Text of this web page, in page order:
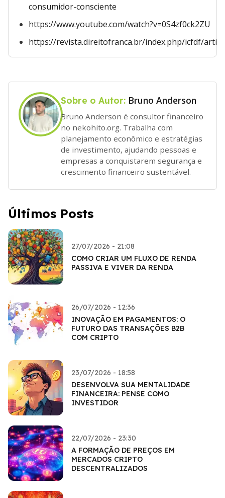
consumidor-consciente
https://www.youtube.com/watch?v=0S4zf0ck2ZU
https://revista.direitofranca.br/index.php/icfdf/
Sobre o Autor: Bruno Anderson
Bruno Anderson é consultor financeiro
no nekohito.org. Trabalha com
planejamento econômico e estratégias
de investimento, ajudando pessoas e
empresas a conquistarem segurança e
crescimento financeiro sustentável.
Últimos Posts
27/07/2026 - 21:08
COMO CRIAR UM FLUXO DE RENDA
PASSIVA E VIVER DA RENDA
26/07/2026 - 12:36
INOVAÇÃO EM PAGAMENTOS: O
FUTURO DAS TRANSAÇÕES B2B
COM CRIPTO
23/07/2026 - 18:58
DESENVOLVA SUA MENTALIDADE
FINANCEIRA: PENSE COMO
INVESTIDOR
22/07/2026 - 23:30
A FORMAÇÃO DE PREÇOS EM
MERCADOS CRIPTO
DESCENTRALIZADOS